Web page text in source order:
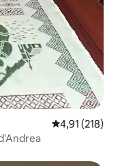
Évaluation
4,91 (218)